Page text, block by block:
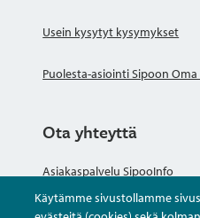
Käytämme sivustollamme
Usein kysytyt kysymykset
Puolesta-asiointi Sipoon Oma
Ota yhteyttä
Asiakaspalvelu SipooInfo
Anna palautetta